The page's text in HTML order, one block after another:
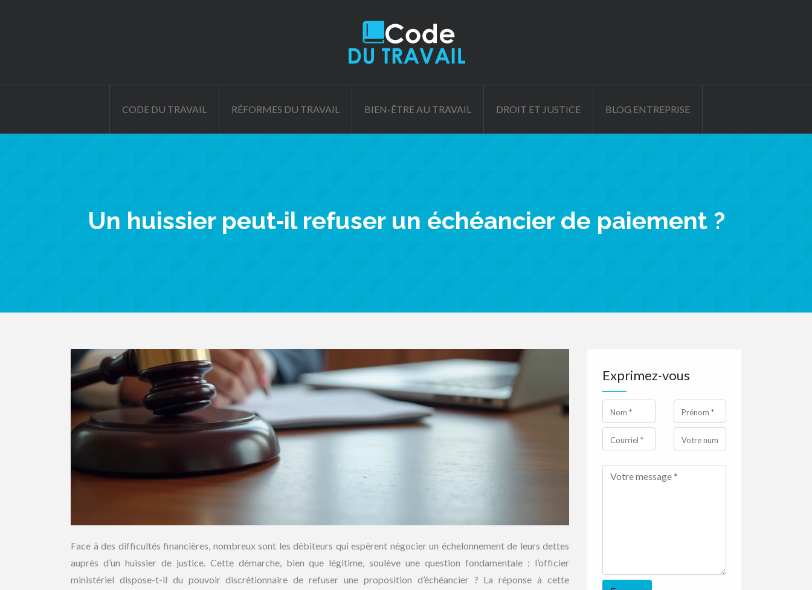
CODE DU TRAVAIL RÉFORMES DU TRAVAIL BIEN-ÊTRE AU TRAVAIL DROIT ET JUSTICE BLOG ENTREPRISE
Un huissier peut‑il refuser un échéancier de paiement ?
Face à des difficultés financières, nombreux sont les débiteurs qui espèrent négocier un échelonnement de leurs dettes
auprès d’un huissier de justice. Cette démarche, bien que légitime, soulève une question fondamentale : l’officier
ministériel dispose-t-il du pouvoir discrétionnaire de refuser une proposition d’échéancier ? La réponse à cette
Exprimez-vous